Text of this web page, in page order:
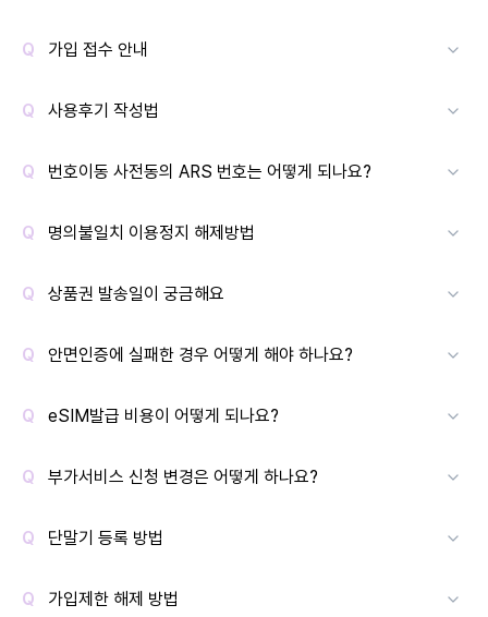
가입 접수 안내
사용후기 작성법
번호이동 사전동의 ARS 번호는 어떻게 되나요?
명의불일치 이용정지 해제방법
상품권 발송일이 궁금해요
안면인증에 실패한 경우 어떻게 해야 하나요?
eSIM발급 비용이 어떻게 되나요?
부가서비스 신청 변경은 어떻게 하나요?
단말기 등록 방법
가입제한 해제 방법